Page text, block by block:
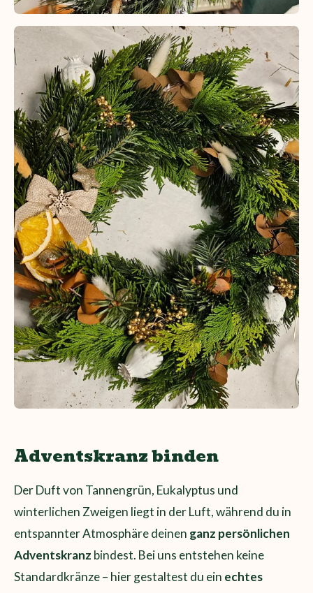
Adventskranz binden
Der Duft von Tannengrün, Eukalyptus und
winterlichen Zweigen liegt in der Luft, während du in
entspannter Atmosphäre deinen ganz persönlichen
Adventskranz bindest. Bei uns entstehen keine
Standardkränze – hier gestaltest du ein echtes